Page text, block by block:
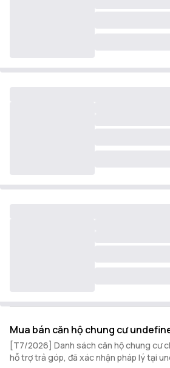
Mua bán căn hộ chung cư
[T7/2026] Danh sách căn hộ chung cư
hỗ trợ trả góp, đã xác nhận pháp lý tại